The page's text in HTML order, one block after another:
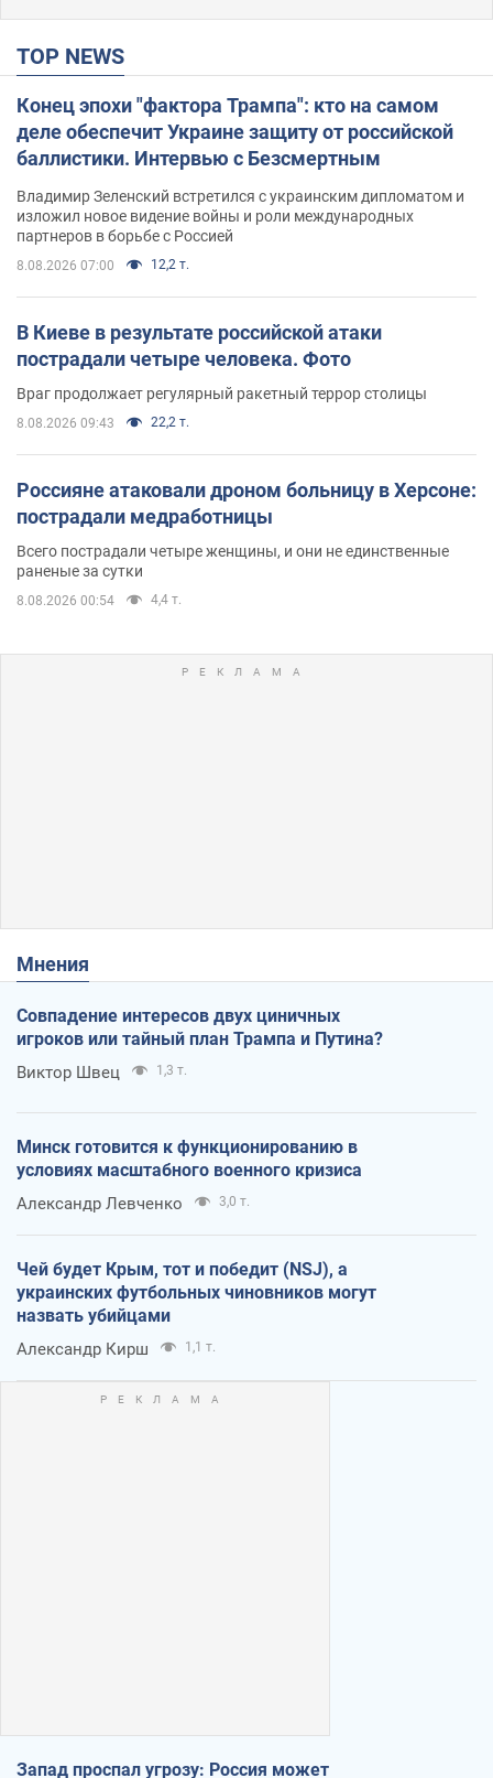
TOP NEWS
Конец эпохи "фактора Трампа": кто на самом
деле обеспечит Украине защиту от российской
баллистики. Интервью с Безсмертным
Владимир Зеленский встретился с украинским дипломатом и
изложил новое видение войны и роли международных
партнеров в борьбе с Россией
8.08.2026 07:00 12,2 т.
В Киеве в результате российской атаки
пострадали четыре человека. Фото
Враг продолжает регулярный ракетный террор столицы
8.08.2026 09:43 22,2 т.
Россияне атаковали дроном больницу в Херсоне:
пострадали медработницы
Всего пострадали четыре женщины, и они не единственные
раненые за сутки
8.08.2026 00:54 4,4 т.
Мнения
Совпадение интересов двух циничных
игроков или тайный план Трампа и Путина?
Виктор Швец 1,3 т.
Минск готовится к функционированию в
условиях масштабного военного кризиса
Александр Левченко 3,0 т.
Чей будет Крым, тот и победит (NSJ), а
украинских футбольных чиновников могут
назвать убийцами
Александр Кирш 1,1 т.
Запад проспал угрозу: Россия может